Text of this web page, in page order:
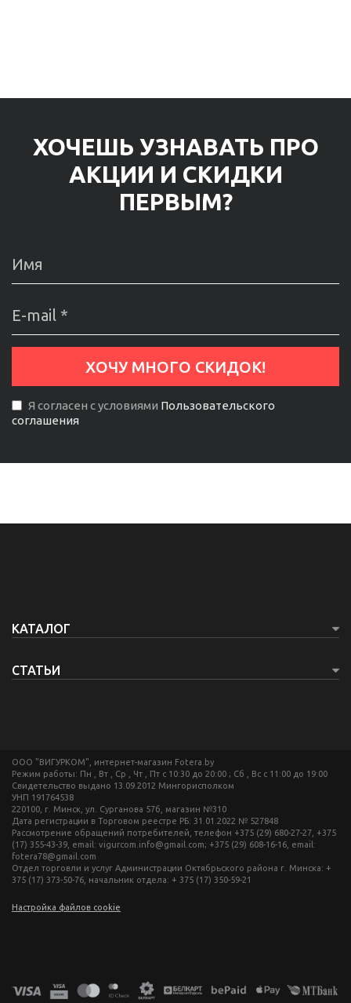
ХОЧЕШЬ УЗНАВАТЬ ПРО
АКЦИИ И СКИДКИ
ПЕРВЫМ?
Я согласен с условиями Пользовательского
соглашения
КАТАЛОГ
СТАТЬИ
ООО "ВИГУРКОМ", интернет-магазин Fotera.by
Режим работы: Пн , Вт , Ср , Чт , Пт c 10:30 до 20:00 ; Сб , Вс c 11:00 до 19:00
Свидетельство выдано 13.09.2012 Мингорисполком
УНП 191764538
220100, г. Минск, ул. Сурганова 57б, магазин №310
Дата регистрации в Торговом реестре РБ: 31.01.2022 № 527848
Рассмотрение обращений потребителей, телефон +375 (29) 680-27-27, +375
(17) 355-43-39, email: vigurcom.info@gmail.com; +375 (29) 608-16-16, email:
fotera78@gmail.com
Отдел торговли и услуг Администрации Октябрьского района г. Минска: +
375 (17) 373-50-76, начальник отдела: + 375 (17) 350-59-21
Настройка файлов cookie